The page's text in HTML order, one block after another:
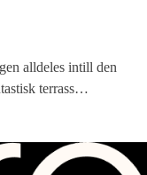
alldeles intill den
terrass…